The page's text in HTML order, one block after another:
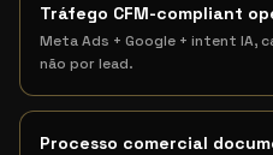
Tráfego CFM-compliant
Meta Ads + Google + intent IA,
não por lead.
Processo comercial